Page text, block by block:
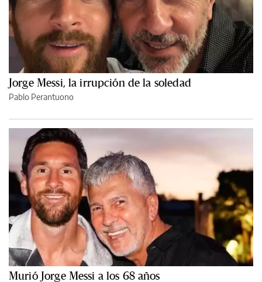
Jorge Messi, la irrupción de la soledad
Pablo Perantuono
Murió Jorge Messi a los 68 años